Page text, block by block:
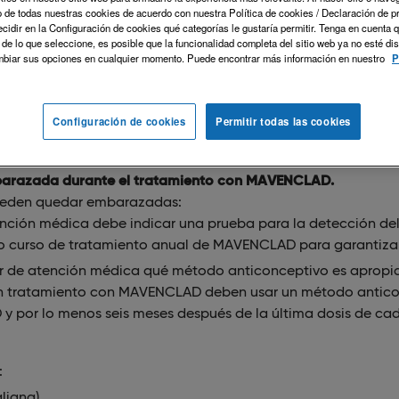
secundarios graves, incluyendo:
malignas).Debe seguir las instrucciones del proveedor
la detección de cáncer.
defectos congénitos si se utiliza durante el embarazo. Las
el tratamiento con MAVENCLAD y no deben quedar
ni dentro de los seis meses después de la última
con MAVENCLAD y ponerse en contacto con
durante el tratamiento con MAVENCLAD.
quedar embarazadas:
médica debe indicar una prueba para la detección
curso de tratamiento anual de MAVENCLAD para
de atención médica qué método anticonceptivo es
tratamiento con MAVENCLAD deben usar un método
y por lo menos seis meses después de la última dosis de
de todas nuestras cookies de acuerdo con nuestra Política de cookies / Declaración de
en la Configuración de cookies qué categorías le gustaría permitir. Tenga en cuenta
lo que seleccione, es posible que la funcionalidad completa del sitio web ya no esté
sus opciones en cualquier momento. Puede encontrar más información en nuestro
Configuración de cookies Permitir todas las cookies